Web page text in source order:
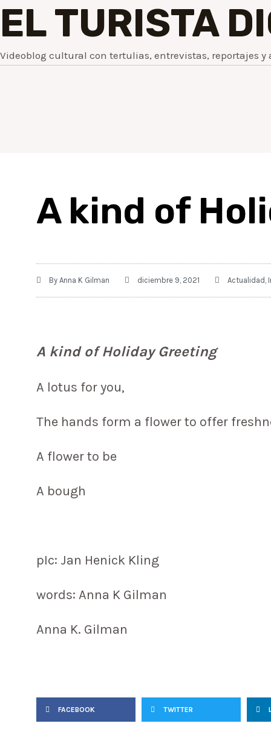
EL TURISTA
Videoblog cultural con tertulias, entrevistas, reportajes y
A kind of
By Anna K Gilman diciembre 9, 2021 Actualidad
A kind of Holiday Greeting
A lotus for you,
The hands form a flower to offer
A flower to be
A bough
pIc: Jan Henick Kling
words: Anna K Gilman
Anna K. Gilman
FACEBOOK TWITTER